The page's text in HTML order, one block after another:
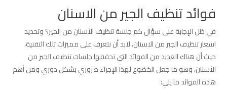
فوائد تنظيف الجير من الاسنان
في ظل الإجابة على سؤال كم جلسة تنظيف الأسنان من الجير؟ وتحديد
اسعار تنظيف الجير من الاسنان، لابد أن نتعرف على مميزات تلك التقنية،
حيث أن هناك العديد من الفوائد التي تحققها جلسات تنظيف الجير من
الأسنان، وهو ما جعل الخضوع لهذا الإجراء ضروري بشكل دوري ومن أهم
هذه الفوائد ما يلي: